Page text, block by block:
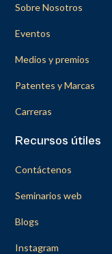
Sobre Nosotros
Eventos
Medios y premios
Patentes y Marcas
Carreras
Recursos útiles
Contáctenos
Seminarios web
Blogs
Instagram